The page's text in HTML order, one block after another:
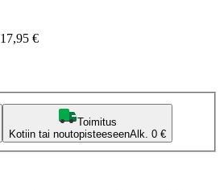
17,95 €
Toimitus
Kotiin tai noutopisteeseenAlk. 0 €